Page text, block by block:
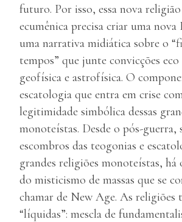
futuro. Por isso, essa nova
ecumênica precisa criar uma nova
uma narrativa midiática sobre o
tempos” que junte convicções
geofísica e astrofísica. O
escatologia que entra em crise
legitimidade simbólica dessas
monoteístas. Desde o pós-guerra,
escombros das teogonias e
grandes religiões monoteístas,
do misticismo de massas que se
chamar de New Age. As religiões
“líquidas”: mescla de